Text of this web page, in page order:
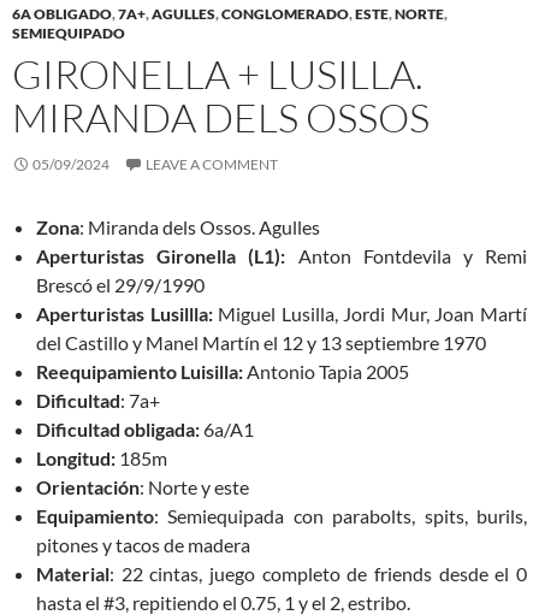
6A OBLIGADO,7A+,AGULLES,CONGLOMERADO,ESTE,NORTE,
SEMIEQUIPADO
GIRONELLA + LUSILLA.
MIRANDA DELS OSSOS
05/09/2024 LEAVE A COMMENT
Zona: Miranda dels Ossos. Agulles
Aperturistas Gironella (L1): Anton Fontdevila y Remi
Brescó el 29/9/1990
Aperturistas Lusillla: Miguel Lusilla, Jordi Mur, Joan Martí
del Castillo y Manel Martín el 12 y 13 septiembre 1970
Reequipamiento Luisilla:Antonio Tapia 2005
Dificultad: 7a+
Dificultad obligada:6a/A1
Longitud: 185m
Orientación: Norte y este
Equipamiento: Semiequipada con parabolts, spits, burils,
pitones y tacos de madera
Material: 22 cintas, juego completo de friends desde el 0
hasta el #3, repitiendo el 0.75, 1 y el 2, estribo.